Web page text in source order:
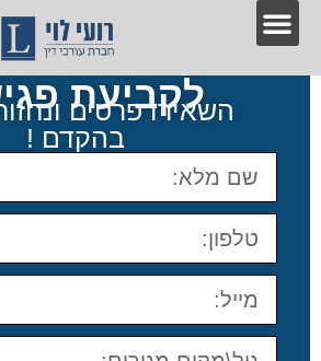
לקביעת
השאירו פרטים
בהקדם !